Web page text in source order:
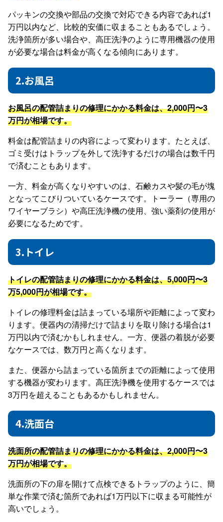
パッキンの交換や部品の交換で対応できる内容であれば1
万円以内など、比較的安価に収まることもあるでしょう。
洗浄箇所が多い場合や、高圧洗浄のように専用機器の使用
が必要な場合は料金が高くなる傾向にあります。
2.お風呂
お風呂の配管詰まりの修理にかかる料金は、2,000円〜3
万円が相場です。
料金は配管詰まりの内容によって変わります。たとえば、
ゴミ受けはトラップを外して洗浄するだけの場合は数千円
で済むこともあります。
一方、料金が高くなりやすいのは、石鹸カスや髪の毛が塊
となってこびりついているケースです。トーラー（専用の
ワイヤーブラシ）や高圧洗浄機の使用、強い薬剤の使用が
必要になるためです。
3.トイレ
トイレの配管詰まりの修理にかかる料金は、5,000円〜3
万5,000円が相場です。
トイレの修理料金は詰まっている場所や距離によって変わ
ります。便器内の清掃だけで詰まりを取り除ける場合は1
万円以内で済むかもしれません。一方、便器の着脱が必要
なケースでは、数万円と高くなります。
また、便器から詰まっている箇所までの距離によって使用
する機器が変わります。高圧洗浄機を使用するケースでは
3万円を超えることもあるかもしれません。
4.洗面台
洗面所の配管詰まりの修理にかかる料金は、2,000円〜3
万円が相場です。
洗面所の下の扉を開けて点検できるトラップのように、簡
単な作業で済む箇所であれば1万円以下に収まる可能性が
高いでしょう。